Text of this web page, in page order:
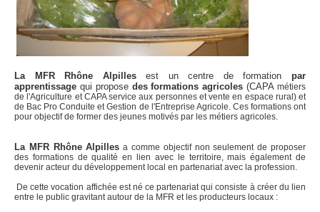
La MFR Rhône Alpillesest un centre de formationpar
apprentissage qui propose des formations agricoles (CAPAmétiers
de l'Agriculture et CAPA service aux personnes et vente en espace rural) et
de Bac Pro Conduite et Gestion de l'Entreprise Agricole. Ces formations ont
pour objectif de former des jeunes motivés par les métiers agricoles.
La MFR Rhône Alpilles a comme objectif non seulement de proposer
des formations de qualité en lien avec le territoire, mais également de
devenir acteur du développement local en partenariat avec la profession.
De cette vocation affichée est né ce partenariat qui consiste à créer du lien
entre le public gravitant autour de la MFR et les producteurs locaux :